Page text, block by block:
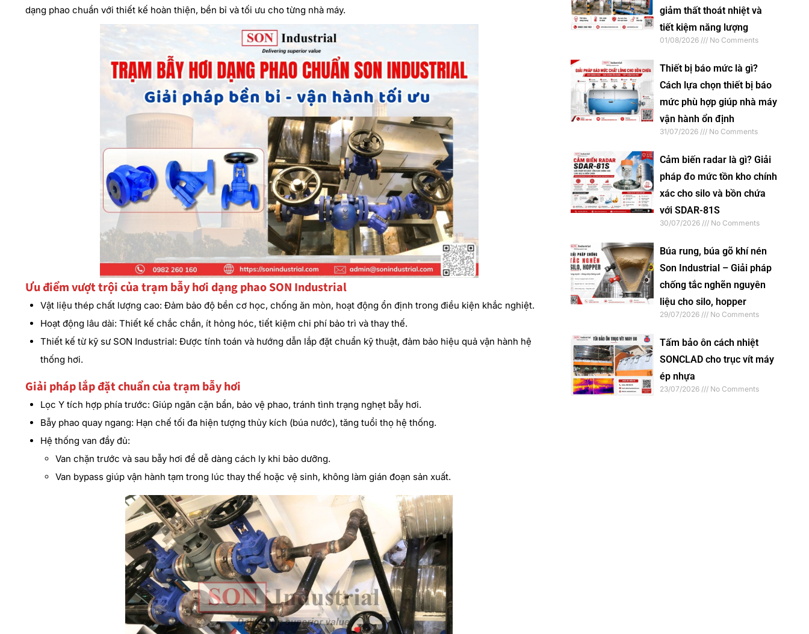
dạng phao chuẩn với thiết kế hoàn thiện, bền bỉ và tối ưu cho từng nhà máy.
Ưu điểm vượt trội của trạm bẫy hơi dạng phao SON Industrial
Vật liệu thép chất lượng cao: Đảm bảo độ bền cơ học, chống ăn mòn, hoạt động ổn định trong điều kiện khắc nghiệt.
Hoạt động lâu dài: Thiết kế chắc chắn, ít hỏng hóc, tiết kiệm chi phí bảo trì và thay thế.
Thiết kế từ kỹ sư SON Industrial: Được tính toán và hướng dẫn lắp đặt chuẩn kỹ thuật, đảm bảo hiệu quả vận hành hệ
thống hơi.
Giải pháp lắp đặt chuẩn của trạm bẫy hơi
Lọc Y tích hợp phía trước: Giúp ngăn cặn bẩn, bảo vệ phao, tránh tình trạng nghẹt bẫy hơi.
Bẫy phao quay ngang: Hạn chế tối đa hiện tượng thủy kích (búa nước), tăng tuổi thọ hệ thống.
Hệ thống van đầy đủ:
Van chặn trước và sau bẫy hơi để dễ dàng cách ly khi bảo dưỡng.
Van bypass giúp vận hành tạm trong lúc thay thế hoặc vệ sinh, không làm gián đoạn sản xuất.
giảm thất thoát nhiệt và
tiết kiệm năng lượng
01/08/2026 No Comments
Thiết bị báo mức là gì?
Cách lựa chọn thiết bị báo
mức phù hợp giúp nhà máy
vận hành ổn định
31/07/2026 No Comments
Cảm biến radar là gì? Giải
pháp đo mức tồn kho chính
xác cho silo và bồn chứa
với SDAR-81S
30/07/2026 No Comments
Búa rung, búa gõ khí nén
Son Industrial – Giải pháp
chống tắc nghẽn nguyên
liệu cho silo, hopper
29/07/2026 No Comments
Tấm bảo ôn cách nhiệt
SONCLAD cho trục vít máy
ép nhựa
23/07/2026 No Comments